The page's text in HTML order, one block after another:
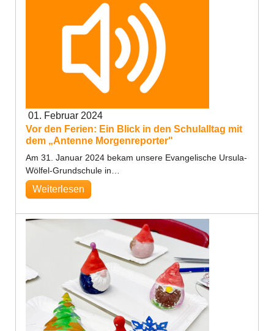
01. Februar 2024
Vor den Ferien: Ein Blick in den Schulalltag mit
dem „Antenne Morgenreporter"
Am 31. Januar 2024 bekam unsere Evangelische Ursula-
Wölfel-Grundschule in…
Weiterlesen